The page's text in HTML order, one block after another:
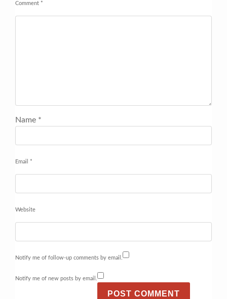
Comment *
Name *
Email *
Website
Notify me of follow-up comments by email.
Notify me of new posts by email.